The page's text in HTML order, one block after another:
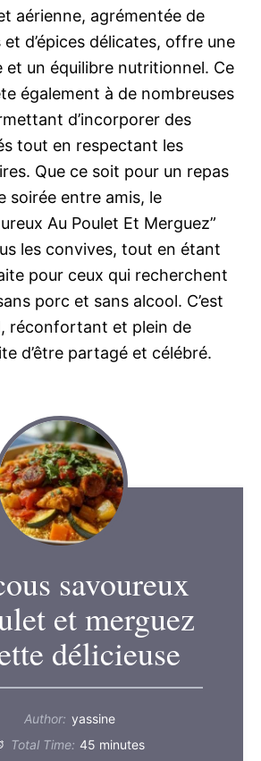
aérienne, agrémentée de
d’épices délicates, offre une
et un équilibre nutritionnel. Ce
également à de nombreuses
d’incorporer des
tout en respectant les
Que ce soit pour un repas
soirée entre amis, le
Au Poulet Et Merguez”
les convives, tout en étant
pour ceux qui recherchent
porc et sans alcool. C’est
réconfortant et plein de
d’être partagé et célébré.
savoureux
et merguez
délicieuse
Author: yassine
Total Time: 45 minutes